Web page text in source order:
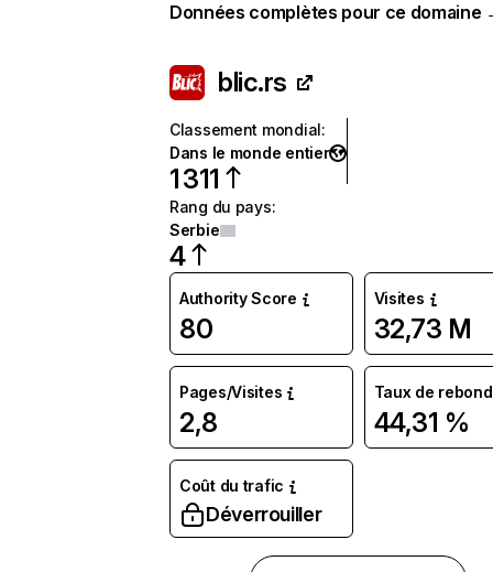
Données complètes pour ce domaine
blic.rs
Classement mondial:
Dans le monde entier
1 311
Rang du pays:
Serbie
4
Authority Score
80
Visites
32,73 M
Pages/Visites
2,8
Taux de rebond
44,31 %
Coût du trafic
Déverrouiller